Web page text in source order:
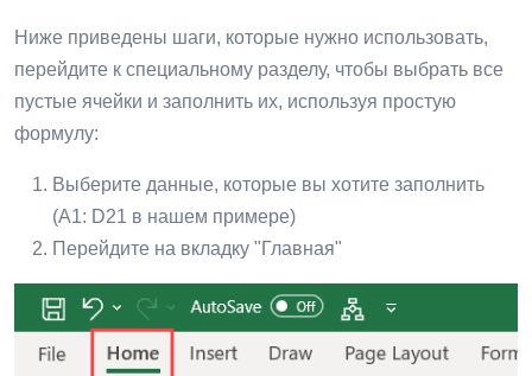
Ниже приведены шаги, которые нужно использовать,
перейдите к специальному разделу, чтобы выбрать все
пустые ячейки и заполнить их, используя простую
формулу:
Выберите данные, которые вы хотите заполнить
(A1: D21 в нашем примере)
Перейдите на вкладку "Главная"